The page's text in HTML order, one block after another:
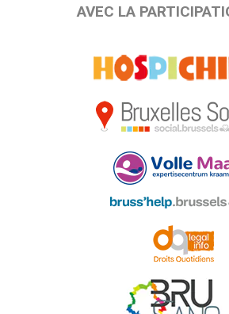
AVEC LA